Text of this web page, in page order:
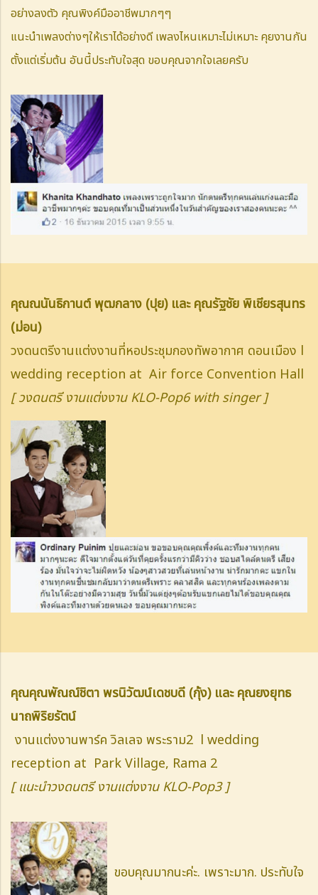
อย่างลงตัว คุณพิงค์มืออาชีพมากๆๆ
แนะนำเพลงต่างๆให้เราได้อย่างดี เพลงไหนเหมาะไม่เหมาะ คุยงานกัน
ตั้งแต่เริ่มต้น อันนี้ประทับใจสุด ขอบคุณจากใจเลยครับ
คุณณนันธิกานต์ พุฒกลาง (ปุย) และ คุณรัฐชัย พิเชียรสุนทร
(ม่อน)
วงดนตรีงานแต่งงานที่หอประชุมกองทัพอากาศ ดอนเมือง l
wedding reception at Air force Convention Hall
[ วงดนตรี งานแต่งงาน KLO-Pop6 with singer ]
คุณคุณพัณณ์ชิตา พรนิวัฒน์เดชบดี (กุ้ง) และ คุณยงยุทธ
นาถพิริยรัตน์
งานแต่งงานพาร์ค วิลเลจ พระราม2 l wedding
reception at Park Village, Rama 2
[ แนะนำวงดนตรี งานแต่งงาน KLO-Pop3 ]
ขอบคุณมากนะค่ะ. เพราะมาก. ประทับใจ